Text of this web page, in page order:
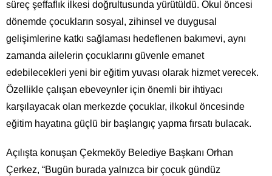
süreç şeffaflık ilkesi doğrultusunda yürütüldü. Okul öncesi
dönemde çocukların sosyal, zihinsel ve duygusal
gelişimlerine katkı sağlaması hedeflenen bakımevi, aynı
zamanda ailelerin çocuklarını güvenle emanet
edebilecekleri yeni bir eğitim yuvası olarak hizmet verecek.
Özellikle çalışan ebeveynler için önemli bir ihtiyacı
karşılayacak olan merkezde çocuklar, ilkokul öncesinde
eğitim hayatına güçlü bir başlangıç yapma fırsatı bulacak.
Açılışta konuşan Çekmeköy Belediye Başkanı Orhan
Çerkez, “Bugün burada yalnızca bir çocuk gündüz